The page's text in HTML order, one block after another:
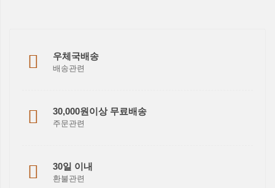
우체국배송
배송관련
30,000원이상 무료배송
주문관련
30일 이내
환불관련